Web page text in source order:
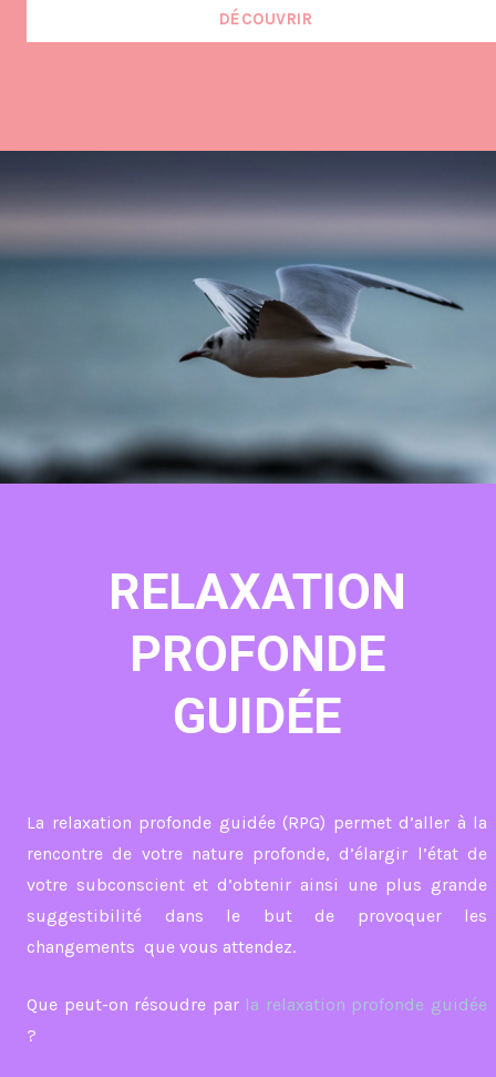
DÉCOUVRIR
RELAXATION
PROFONDE
GUIDÉE
La relaxation profonde guidée (RPG) permet d’aller à la
rencontre de votre nature profonde, d’élargir l’état de
votre subconscient et d’obtenir ainsi une plus grande
suggestibilité dans le but de provoquer les
changements que vous attendez.
Que peut-on résoudre par la relaxation profonde guidée
?